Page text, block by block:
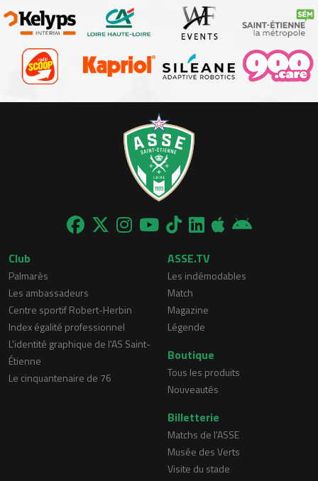
Club
Palmarès
Les ambassadeurs
Centre sportif Robert-Herbin
Index égalité professionnel
L'identité graphique de l'AS Saint-
Étienne
Le cinquantenaire de 76
ASSE.TV
Les indémodables
Match
Magazine
Légende
Boutique
Tous les produits
Nouveautés
Billetterie
Matchs de l'ASSE
Musée des Verts
Visite du stade